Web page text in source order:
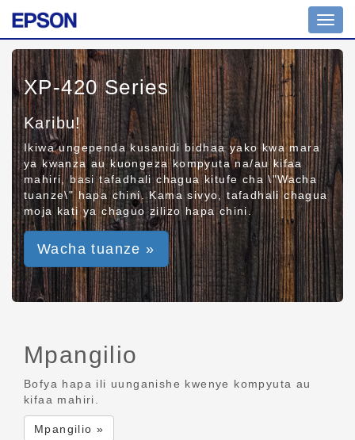
XP-420 Series
Karibu!
Ikiwa ungependa kusanidi bidhaa yako kwa mara
ya kwanza au kuongeza kompyuta na/au kifaa
mahiri, basi tafadhali chagua kitufe cha \"Wacha
tuanze\" hapa chini. Kama sivyo, tafadhali chagua
moja kati ya chaguo zilizo hapa chini.
Wacha tuanze »
Mpangilio
Bofya hapa ili uunganishe kwenye kompyuta au
kifaa mahiri.
Mpangilio »